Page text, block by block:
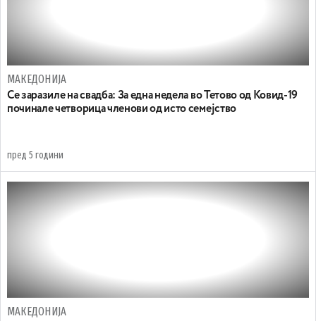
МАКЕДОНИЈА
Се заразиле на свадба: За една недела во Тетово од Ковид-19
починале четворица членови од исто семејство
пред 5 години
МАКЕДОНИЈА